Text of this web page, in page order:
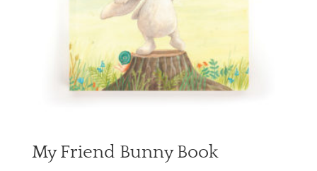
My Friend Bunny Book